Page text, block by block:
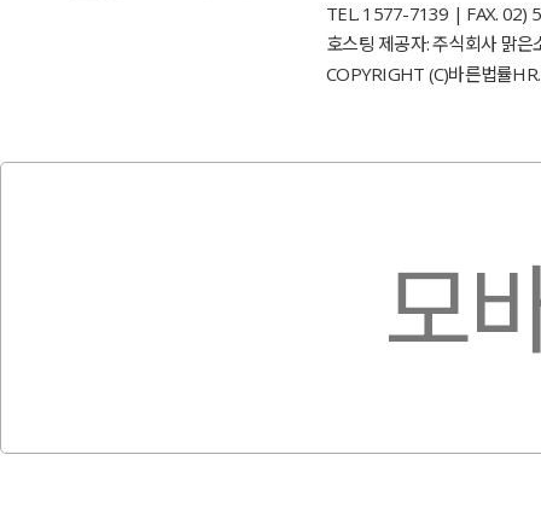
TEL. 1577-7139 | FAX. 02)
호스팅 제공자: 주식회사 맑은
COPYRIGHT (C)바른법률
모